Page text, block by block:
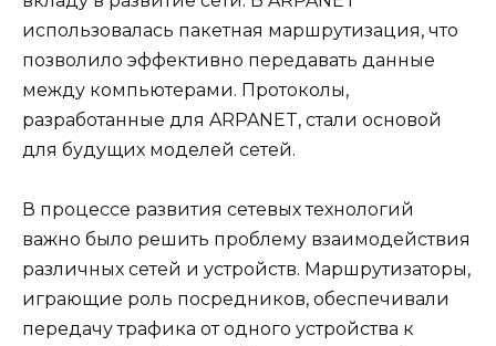
использовалась пакетная маршрутизация, что
позволило эффективно передавать данные
между компьютерами. Протоколы,
разработанные для ARPANET, стали основой
для будущих моделей сетей.
В процессе развития сетевых технологий
важно было решить проблему взаимодействия
различных сетей и устройств. Маршрутизаторы,
играющие роль посредников, обеспечивали
передачу трафика от одного устройства к